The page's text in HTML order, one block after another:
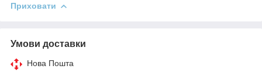
Приховати
Умови доставки
Нова Пошта